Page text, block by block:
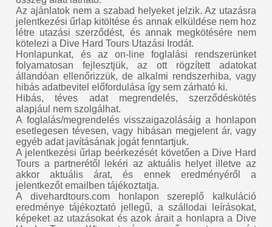
Az ajánlatok nem a szabad helyeket jelzik. Az utazásra
jelentkezési űrlap kitöltése és annak elküldése nem hoz
létre utazási szerződést, és annak megkötésére nem
kötelezi a Dive Hard Tours Utazási Irodát.
Honlapunkat, és az on-line foglalási rendszerünket
folyamatosan fejlesztjük, az ott rögzített adatokat
állandóan ellenőrizzük, de alkalmi rendszerhiba, vagy
hibás adatbevitel előfordulása így sem zárható ki.
Hibás, téves adat megrendelés, szerződéskötés
alapjául nem szolgálhat.
A foglalás/megrendelés visszaigazolásáig a honlapon
esetlegesen tévesen, vagy hibásan megjelent ár, vagy
egyéb adat javításának jogát fenntartjuk.
A jelentkezési űrlap beérkezését követően a Dive Hard
Tours a partnerétől lekéri az aktuális helyet illetve az
akkor aktuális árat, és ennek eredményéről a
jelentkezőt emailben tájékoztatja.
A divehardtours.com honlapon szereplő kalkuláció
eredménye tájékoztató jellegű, a szállodai leírásokat,
képeket az utazásokat és azok árait a honlapra a Dive